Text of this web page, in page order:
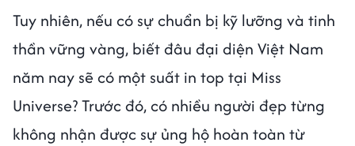
Tuy nhiên, nếu có sự chuẩn bị kỹ lưỡng và tinh
thần vững vàng, biết đâu đại diện Việt Nam
năm nay sẽ có một suất in top tại Miss
Universe? Trước đó, có nhiều người đẹp từng
không nhận được sự ủng hộ hoàn toàn từ